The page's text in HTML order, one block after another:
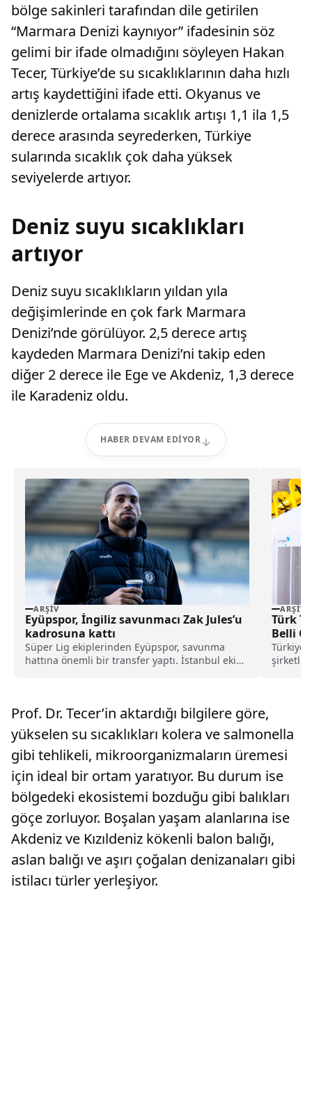
bölge sakinleri tarafından dile getirilen
“Marmara Denizi kaynıyor” ifadesinin söz
gelimi bir ifade olmadığını söyleyen Hakan
Tecer, Türkiye’de su sıcaklıklarının daha hızlı
artış kaydettiğini ifade etti. Okyanus ve
denizlerde ortalama sıcaklık artışı 1,1 ila 1,5
derece arasında seyrederken, Türkiye
sularında sıcaklık çok daha yüksek
seviyelerde artıyor.
Deniz suyu sıcaklıkları
artıyor
Deniz suyu sıcaklıkların yıldan yıla
değişimlerinde en çok fark Marmara
Denizi’nde görülüyor. 2,5 derece artış
kaydeden Marmara Denizi’ni takip eden
diğer 2 derece ile Ege ve Akdeniz, 1,3 derece
ile Karadeniz oldu.
HABER DEVAM EDIYOR
ARŞIV
Eyüpspor, İngiliz savunmacı Zak Jules’u
kadrosuna kattı
Süper Lig ekiplerinden Eyüpspor, savunma
hattına önemli bir transfer yaptı. İstanbul ekibi,
ARŞIV
Türk
Belli
Prof. Dr. Tecer’in aktardığı bilgilere göre,
yükselen su sıcaklıkları kolera ve salmonella
gibi tehlikeli, mikroorganizmaların üremesi
için ideal bir ortam yaratıyor. Bu durum ise
bölgedeki ekosistemi bozduğu gibi balıkları
göçe zorluyor. Boşalan yaşam alanlarına ise
Akdeniz ve Kızıldeniz kökenli balon balığı,
aslan balığı ve aşırı çoğalan denizanaları gibi
istilacı türler yerleşiyor.